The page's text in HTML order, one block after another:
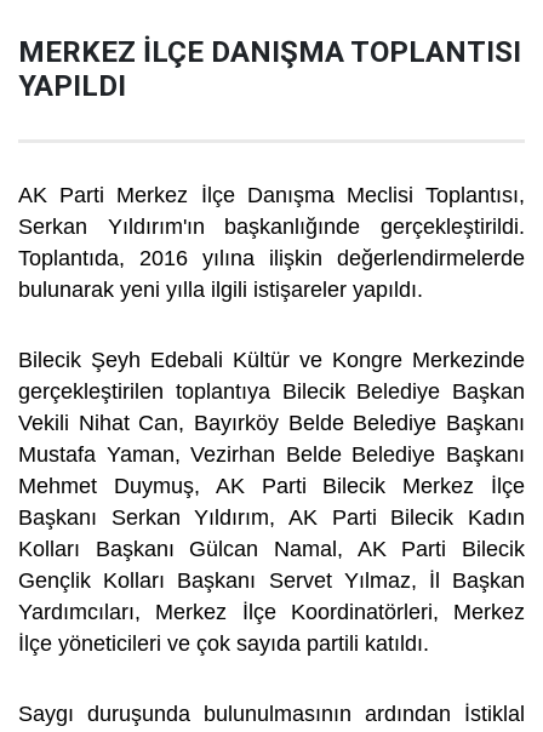
MERKEZ İLÇE DANIŞMA TOPLANTISI
YAPILDI
AK Parti Merkez İlçe Danışma Meclisi Toplantısı,
Serkan Yıldırım'ın başkanlığınde gerçekleştirildi.
Toplantıda, 2016 yılına ilişkin değerlendirmelerde
bulunarak yeni yılla ilgili istişareler yapıldı.
Bilecik Şeyh Edebali Kültür ve Kongre Merkezinde
gerçekleştirilen toplantıya Bilecik Belediye Başkan
Vekili Nihat Can, Bayırköy Belde Belediye Başkanı
Mustafa Yaman, Vezirhan Belde Belediye Başkanı
Mehmet Duymuş, AK Parti Bilecik Merkez İlçe
Başkanı Serkan Yıldırım, AK Parti Bilecik Kadın
Kolları Başkanı Gülcan Namal, AK Parti Bilecik
Gençlik Kolları Başkanı Servet Yılmaz, İl Başkan
Yardımcıları, Merkez İlçe Koordinatörleri, Merkez
İlçe yöneticileri ve çok sayıda partili katıldı.
Saygı duruşunda bulunulmasının ardından İstiklal